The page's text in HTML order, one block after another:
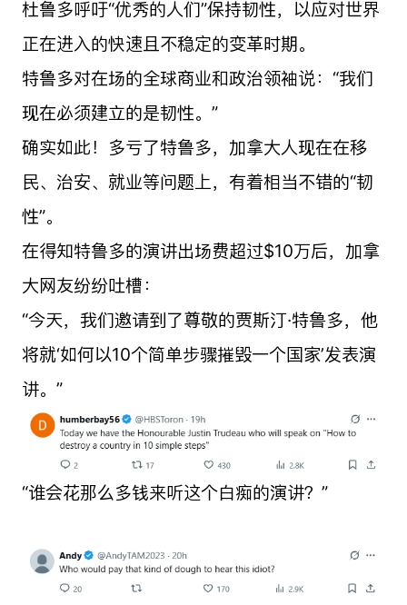
杜鲁多呼吁“优秀的人们”保持韧性，以应对世界
正在进入的快速且不稳定的变革时期。
特鲁多对在场的全球商业和政治领袖说：“我们
现在必须建立的是韧性。”
确实如此！多亏了特鲁多，加拿大人现在在移
民、治安、就业等问题上，有着相当不错的“韧
性”。
在得知特鲁多的演讲出场费超过$10万后，加拿
大网友纷纷吐槽：
“今天，我们邀请到了尊敬的贾斯汀·特鲁多，他
将就‘如何以10个简单步骤摧毁一个国家’发表演
讲。”
“谁会花那么多钱来听这个白痴的演讲？”